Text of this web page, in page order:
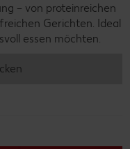
– von proteinreichen
Gerichten. Ideal
essen möchten.